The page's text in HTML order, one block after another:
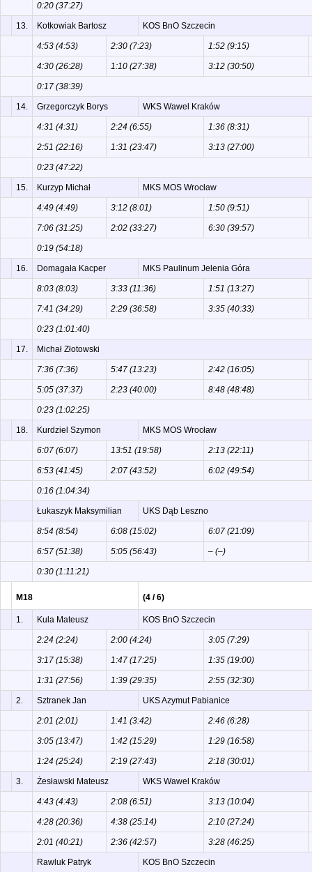
0:20 (37:27)
13. Kotkowiak Bartosz KOS BnO Szczecin
4:53 (4:53) 2:30 (7:23) 1:52 (9:15)
4:30 (26:28) 1:10 (27:38) 3:12 (30:50)
0:17 (38:39)
14. Grzegorczyk Borys WKS Wawel Kraków
4:31 (4:31) 2:24 (6:55) 1:36 (8:31)
2:51 (22:16) 1:31 (23:47) 3:13 (27:00)
0:23 (47:22)
15. Kurzyp Michał MKS MOS Wrocław
4:49 (4:49) 3:12 (8:01) 1:50 (9:51)
7:06 (31:25) 2:02 (33:27) 6:30 (39:57)
0:19 (54:18)
16. Domagała Kacper MKS Paulinum Jelenia Góra
8:03 (8:03) 3:33 (11:36) 1:51 (13:27)
7:41 (34:29) 2:29 (36:58) 3:35 (40:33)
0:23 (1:01:40)
17. Michał Złotowski
7:36 (7:36) 5:47 (13:23) 2:42 (16:05)
5:05 (37:37) 2:23 (40:00) 8:48 (48:48)
0:23 (1:02:25)
18. Kurdziel Szymon MKS MOS Wrocław
6:07 (6:07) 13:51 (19:58) 2:13 (22:11)
6:53 (41:45) 2:07 (43:52) 6:02 (49:54)
0:16 (1:04:34)
Łukaszyk Maksymilian UKS Dąb Leszno
8:54 (8:54) 6:08 (15:02) 6:07 (21:09)
6:57 (51:38) 5:05 (56:43) – (–)
0:30 (1:11:21)
M18 (4 / 6)
1. Kula Mateusz KOS BnO Szczecin
2:24 (2:24) 2:00 (4:24) 3:05 (7:29)
3:17 (15:38) 1:47 (17:25) 1:35 (19:00)
1:31 (27:56) 1:39 (29:35) 2:55 (32:30)
2. Sztranek Jan UKS Azymut Pabianice
2:01 (2:01) 1:41 (3:42) 2:46 (6:28)
3:05 (13:47) 1:42 (15:29) 1:29 (16:58)
1:24 (25:24) 2:19 (27:43) 2:18 (30:01)
3. Żesławski Mateusz WKS Wawel Kraków
4:43 (4:43) 2:08 (6:51) 3:13 (10:04)
4:28 (20:36) 4:38 (25:14) 2:10 (27:24)
2:01 (40:21) 2:36 (42:57) 3:28 (46:25)
Rawluk Patryk KOS BnO Szczecin